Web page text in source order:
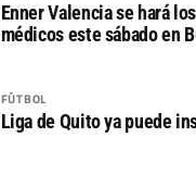
Enner Valencia se hará
médicos este sábado en
FÚTBOL
Liga de Quito ya puede